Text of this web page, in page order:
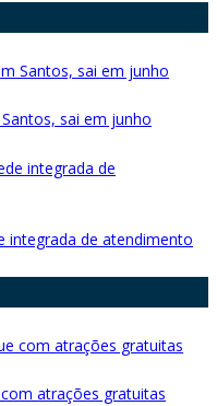
sai em junho
integrada de atendimento
atrações gratuitas